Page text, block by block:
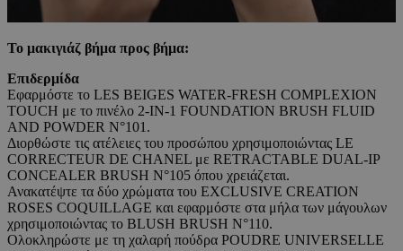
Το μακιγιάζ βήμα προς βήμα:
Επιδερμίδα
Εφαρμόστε το LES BEIGES WATER-FRESH COMPLEXION
TOUCH με το πινέλο 2-IN-1 FOUNDATION BRUSH FLUID
AND POWDER N°101.
Διορθώστε τις ατέλειες του προσώπου χρησιμοποιώντας LE
CORRECTEUR DE CHANEL με RETRACTABLE DUAL-IP
CONCEALER BRUSH N°105 όπου χρειάζεται.
Ανακατέψτε τα δύο χρώματα του EXCLUSIVE CREATION
ROSES COQUILLAGE και εφαρμόστε στα μήλα των μάγουλων
χρησιμοποιώντας το BLUSH BRUSH N°110.
Ολοκληρώστε με τη χαλαρή πούδρα POUDRE UNIVERSELLE